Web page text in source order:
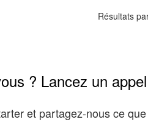
Résultats
? Lancez un
et partagez-nous ce